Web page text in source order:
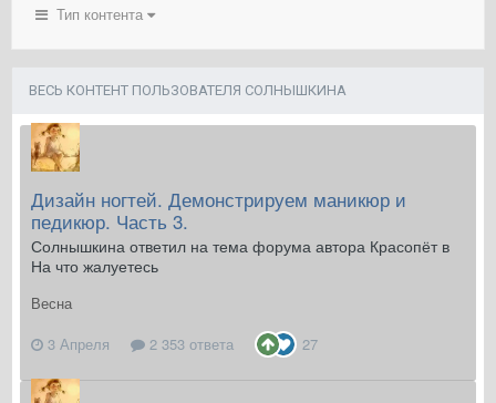
Тип контента
ВЕСЬ КОНТЕНТ ПОЛЬЗОВАТЕЛЯ СОЛНЫШКИНА
Дизайн ногтей. Демонстрируем маникюр и
педикюр. Часть 3.
Солнышкина ответил на тема форума автора Красопёт в
На что жалуетесь
Весна
3 Апреля
2 353 ответа 27